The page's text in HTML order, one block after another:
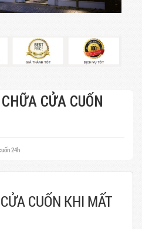
CỬA CUỐN
24h
CUỐN KHI MẤT